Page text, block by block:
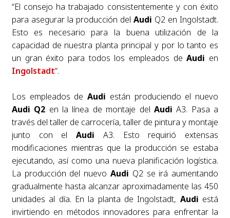
“El consejo ha trabajado consistentemente y con éxito
para asegurar la producción delAudi Q2 en Ingolstadt.
Esto es necesario para la buena utilización de la
capacidad de nuestra planta principal y por lo tanto es
un gran éxito para todos los empleados deAudi en
Ingolstadt“.
Los empleados deAudi están produciendo el nuevo
Audi Q2 en la línea de montaje del Audi A3. Pasa a
través del taller de carrocería, taller de pintura y montaje
junto con elAudi A3. Esto requirió extensas
modificaciones mientras que la producción se estaba
ejecutando, así como una nueva planificación logística.
La producción del nuevo Audi Q2 se irá aumentando
gradualmente hasta alcanzar aproximadamente las 450
unidades al día. En la planta de Ingolstadt, Audi está
invirtiendo en métodos innovadores para enfrentar la